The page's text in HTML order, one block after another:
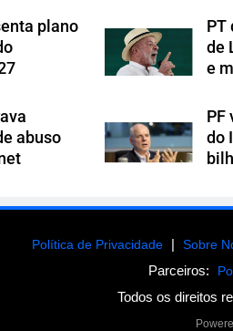
plano
PT
de
e
abuso
PF
do
Política de Privacidade | Sobre
Parceiros:
Todos os direitos